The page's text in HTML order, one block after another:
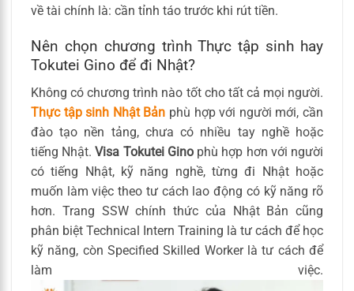
về tài chính là: cần tỉnh táo trước khi rút tiền.
Nên chọn chương trình Thực tập sinh hay
Tokutei Gino để đi Nhật?
Không có chương trình nào tốt cho tất cả mọi người.
Thực tập sinh Nhật Bản phù hợp với người mới, cần
đào tạo nền tảng, chưa có nhiều tay nghề hoặc
tiếng Nhật.Visa Tokutei Ginophù hợp hơn với người
có tiếng Nhật, kỹ năng nghề, từng đi Nhật hoặc
muốn làm việc theo tư cách lao động có kỹ năng rõ
hơn. Trang SSW chính thức của Nhật Bản cũng
phân biệt Technical Intern Training là tư cách để học
kỹ năng, còn Specified Skilled Worker là tư cách để
làm việc.